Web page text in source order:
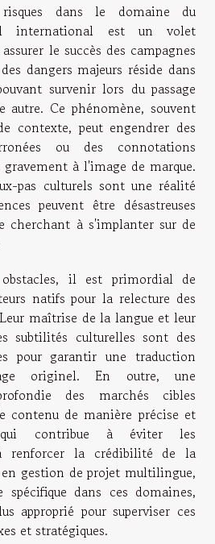
dans le domaine du
international est un volet
le succès des campagnes
dangers majeurs réside dans
survenir lors du passage
autre. Ce phénomène, souvent
contexte, peut engendrer des
ou des connotations
à l'image de marque.
pas culturels sont une réalité
peuvent être désastreuses
cherchant à s'implanter sur de
il est primordial de
natifs pour la relecture des
maîtrise de la langue et leur
subtilités culturelles sont des
pour garantir une traduction
originel. En outre, une
des marchés cibles
contenu de manière précise et
contribue à éviter les
renforcer la crédibilité de la
gestion de projet multilingue,
spécifique dans ces domaines,
approprié pour superviser ces
et stratégiques.